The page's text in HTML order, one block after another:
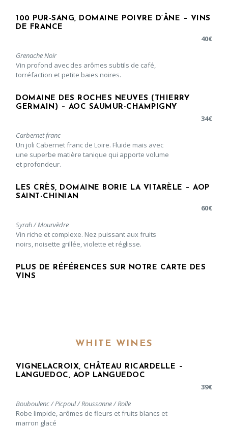
100 PUR-SANG, DOMAINE POIVRE D’ÂNE – VINS
DE FRANCE
40€
Grenache Noir
Vin profond avec des arômes subtils de café,
torréfaction et petite baies noires.
DOMAINE DES ROCHES NEUVES (THIERRY
GERMAIN) – AOC SAUMUR-CHAMPIGNY
34€
Carbernet franc
Un joli Cabernet franc de Loire. Fluide mais avec
une superbe matière tanique qui apporte volume
et profondeur.
LES CRÈS, DOMAINE BORIE LA VITARÈLE – AOP
SAINT-CHINIAN
60€
Syrah / Mourvèdre
Vin riche et complexe. Nez puissant aux fruits
noirs, noisette grillée, violette et réglisse.
PLUS DE RÉFÉRENCES SUR NOTRE CARTE DES
VINS
WHITE WINES
VIGNELACROIX, CHÂTEAU RICARDELLE –
LANGUEDOC, AOP LANGUEDOC
39€
Bouboulenc / Picpoul / Roussanne / Rolle
Robe limpide, arômes de fleurs et fruits blancs et
marron glacé